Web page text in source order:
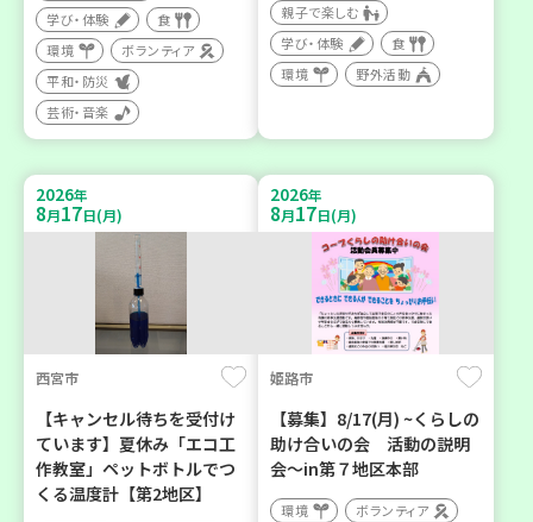
学び・体験
食
環境
ボランティア
平和・防災
芸術・音楽
親子で楽しむ
学び・体験
食
環境
野外活動
2026年
8月17日(月)
西宮市
【キャンセル待ちを受付け
ています】夏休み「エコ工
作教室」ペットボトルでつ
くる温度計【第2地区】
2026年
8月17日(月)
姫路市
【募集】8/17(月) ~くらしの
助け合いの会 活動の説明
会～in第７地区本部
環境
ボランティア